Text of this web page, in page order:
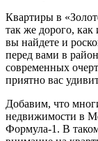
Квартиры в
так же дорого,
вы найдете и
перед вами в
современных
приятно вас
Добавим, что
недвижимости в
Формула-1. В